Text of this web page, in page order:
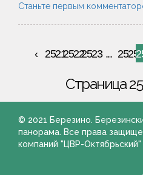
Станьте первым
252125222523 ... 2525
Страница
© 2021 Березино.
панорама. Все права
компаний "ЦВР-Октябрьский"